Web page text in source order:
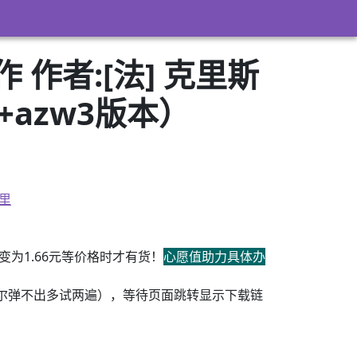
作者:[法] 克里斯
版本）
1.66元等价格时才有货！ 心愿值助力具体办
不出多试两遍），等待页面跳转显示下载链